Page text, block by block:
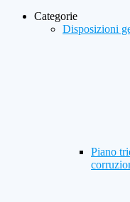
Categorie
Disposizioni
Piano